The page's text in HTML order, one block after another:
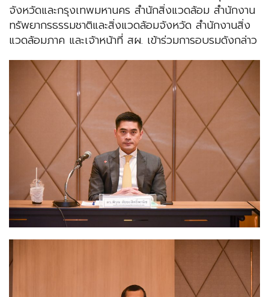
จังหวัดและกรุงเทพมหานคร สำนักสิ่งแวดล้อม สำนักงาน
ทรัพยากรธรรมชาติและสิ่งแวดล้อมจังหวัด สำนักงานสิ่ง
แวดล้อมภาค และเจ้าหน้าที่ สผ. เข้าร่วมการอบรมดังกล่าว